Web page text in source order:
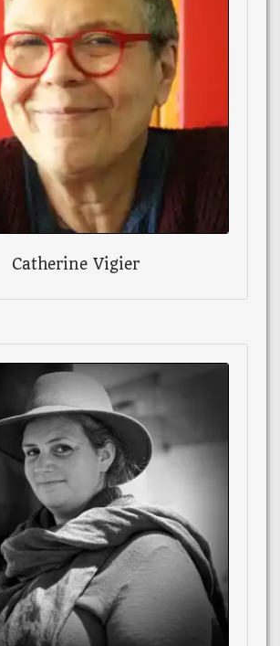
Catherine Vigier